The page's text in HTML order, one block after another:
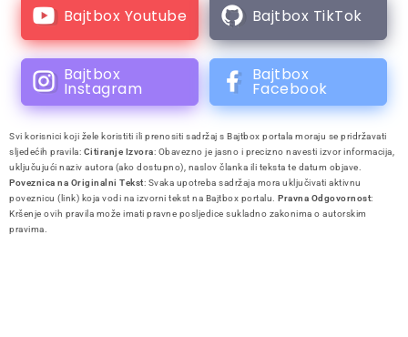
Bajtbox Youtube Bajtbox TikTok
Bajtbox
Instagram
Bajtbox
Facebook
Svi korisnici koji žele koristiti ili prenositi sadržaj s Bajtbox portala moraju se pridržavati
sljedećih pravila: Citiranje Izvora: Obavezno je jasno i precizno navesti izvor informacija,
uključujući naziv autora (ako dostupno), naslov članka ili teksta te datum objave.
Poveznica na Originalni Tekst: Svaka upotreba sadržaja mora uključivati aktivnu
poveznicu (link) koja vodi na izvorni tekst na Bajtbox portalu. Pravna Odgovornost:
Kršenje ovih pravila može imati pravne posljedice sukladno zakonima o autorskim
pravima.